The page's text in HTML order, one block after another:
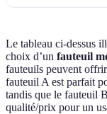
Le tableau ci-dessus
choix d’un fauteuil
fauteuils peuvent
fauteuil A est parfait
tandis que le fauteuil
qualité/prix pour un